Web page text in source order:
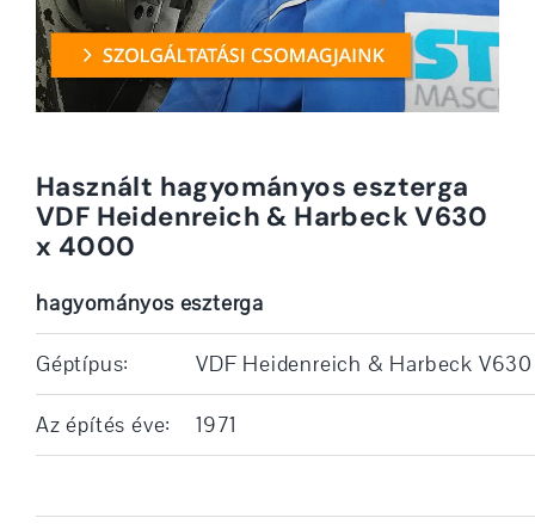
Használt hagyományos eszterga
VDF Heidenreich & Harbeck V630
x 4000
hagyományos eszterga
Géptípus: VDF Heidenreich & Harbeck
Az építés éve: 1971